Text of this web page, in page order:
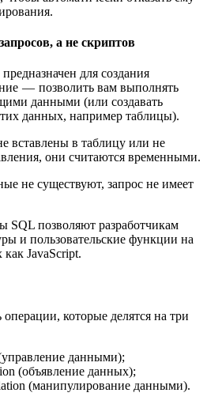
а не скриптов
для создания
— позволить вам выполнять
данными (или создавать
данных, например таблицы).
вставлены в таблицу или не
они считаются временными.
не существуют, запрос не имеет
SQL позволяют разработчикам
и пользовательские функции на
JavaScript.
которые делятся на три
данными);
(объявление данных);
(манипулирование данными).